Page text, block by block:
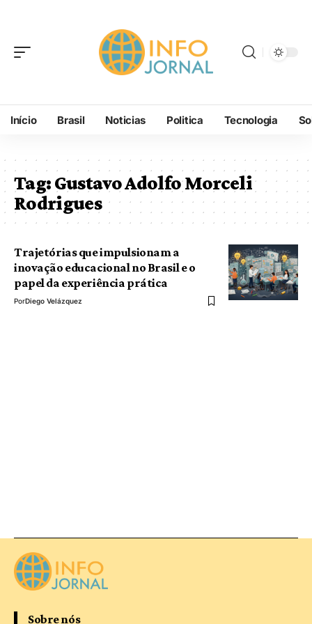
Início Brasil Noticias Politica Tecnologia
Tag:Gustavo Adolfo Morceli
Rodrigues
Trajetórias que impulsionam a
inovação educacional no Brasil e o
papel da experiência prática
PorDiego Velázquez
Sobre nós